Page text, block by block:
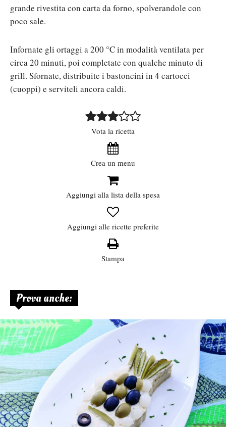
grande rivestita con carta da forno, spolverandole con
poco sale.
Infornate gli ortaggi a 200 °C in modalità ventilata per
circa 20 minuti, poi completate con qualche minuto di
grill. Sfornate, distribuite i bastoncini in 4 cartocci
(cuoppi) e serviteli ancora caldi.
Vota la ricetta
Crea un menu
Aggiungi alla lista della spesa
Aggiungi alle ricette preferite
Stampa
Prova anche: